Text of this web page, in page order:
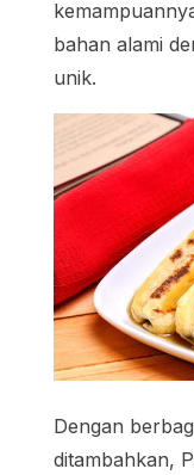
bahan alami
unik.
Dengan
ditambahkan,